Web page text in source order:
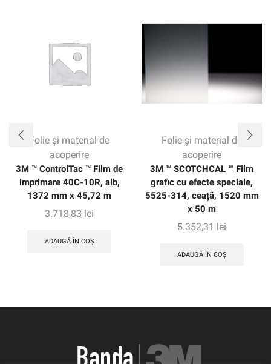
Folie și material de
acoperire
3M ™ ControlTac ™ Film de
imprimare 40C-10R, alb,
1372 mm x 45,72 m
3.718,83 lei
ADAUGĂ ÎN COȘ
Folie și material de
acoperire
3M ™ SCOTCHCAL ™ Film
grafic cu efecte speciale,
5525-314, ceață, 1520 mm
x 50 m
5.352,31 lei
ADAUGĂ ÎN COȘ